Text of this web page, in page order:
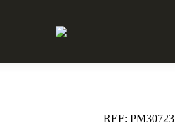
REF: PM30723